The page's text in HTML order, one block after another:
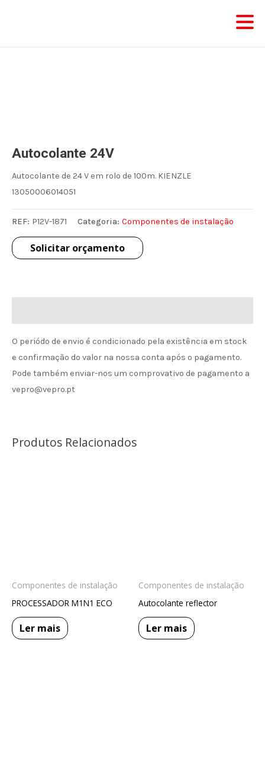
Autocolante 24V
Autocolante de 24 V em rolo de 100m. KIENZLE
13050006014051
REF: P12V-1871 Categoria: Componentes de instalação
Solicitar orçamento
O periódo de envio é condicionado pela existência em stock
e confirmação do valor na nossa conta após o pagamento.
Pode também enviar-nos um comprovativo de pagamento a
vepro@vepro.pt
Produtos Relacionados
Componentes de instalação
PROCESSADOR M1N1 ECO
Ler mais
Componentes de instalação
Autocolante reflector
Ler mais